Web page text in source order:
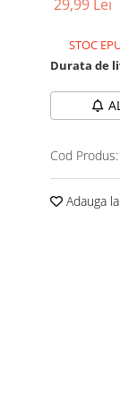
29,99 Lei
STOC
Durata de
Cod Produs:
Adauga